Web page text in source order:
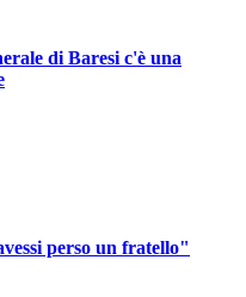
di Baresi c'è una
perso un fratello"